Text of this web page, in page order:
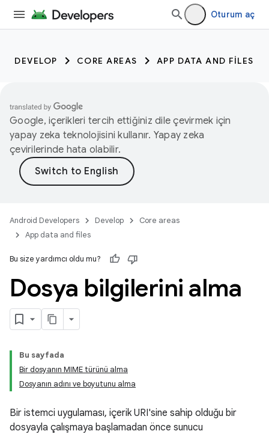
Oturum aç
DEVELOP CORE AREAS APP DATA AND FILES
Google, içerikleri tercih ettiğiniz dile çevirmek için
yapay zeka teknolojisini kullanır. Yapay zeka
çevirilerinde hata olabilir.
Android Developers Develop
Core areas
App data and files
Bu size yardımcı oldu mu?
Dosya bilgilerini alma
Bu sayfada
Bir dosyanın MIME türünü alma
Dosyanın adını ve boyutunu alma
Bir istemci uygulaması, içerik URI'sine sahip olduğu bir
dosyayla çalışmaya başlamadan önce sunucu